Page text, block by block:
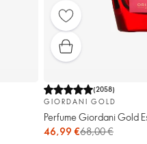
(2058)
GIORDANI GOLD
Perfume Giordani Gold
46,99 €68,00 €